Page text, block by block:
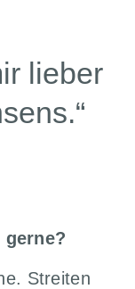
lieber
Streiten